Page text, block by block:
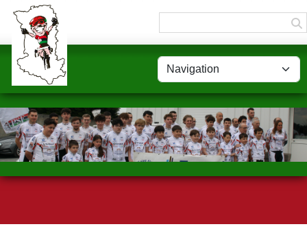
Panneau de gestion des cookies